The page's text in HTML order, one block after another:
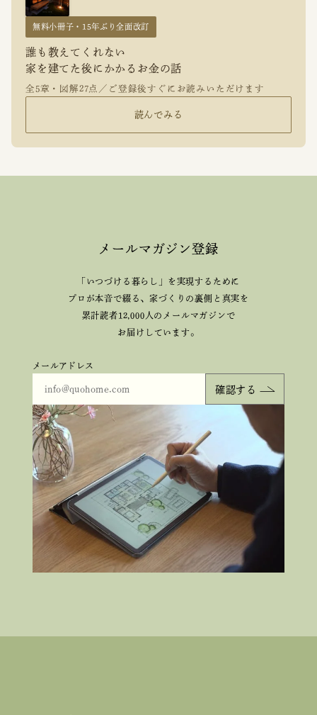
無料小冊子・15年ぶり全面改訂
誰も教えてくれない
家を建てた後にかかるお金の話
全5章・図解27点／ご登録後すぐにお読みいただけます
読んでみる
メールマガジン登録
「いつづける暮らし」を実現するために
プロが本音で綴る、家づくりの裏側と真実を
累計読者12,000人のメールマガジンで
お届けしています。
メールアドレス